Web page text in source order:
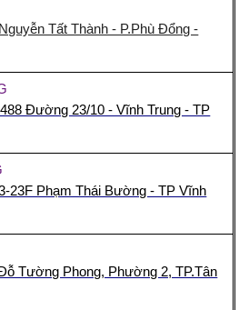
Tất Thành - P.Phù Đổng -
Đường 23/10 - Vĩnh Trung - TP
23F Phạm Thái Bường - TP Vĩnh
Tường Phong, Phường 2, TP.Tân